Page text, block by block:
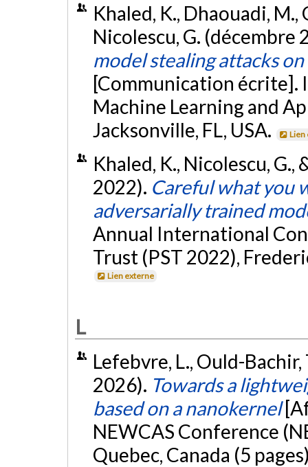
Khaled, K., Dhaouadi, M.,
Nicolescu, G. (décembre
model stealing attacks
[Communication écrite].
Machine Learning and
Jacksonville, FL, USA.
Lien
Khaled, K., Nicolescu, G.,
2022). Careful what you
adversarially trained
Annual International
Trust (PST 2022),
Lien externe
L
Lefebvre, L., Ould-
2026). Towards a
based on a nanokernel
NEWCAS Conference
Quebec, Canada (5